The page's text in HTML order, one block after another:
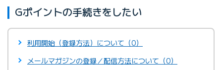
Gポイントの手続きをしたい
利用開始（登録方法）について（0）
メールマガジンの登録／配信方法について（0）